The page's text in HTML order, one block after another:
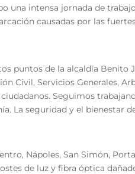
una intensa jornada de
causadas por las
puntos de la alcaldía Benito
Civil, Servicios Generales,
Seguimos
La seguridad y el bienestar
Nápoles, San Simón,
de luz y fibra óptica